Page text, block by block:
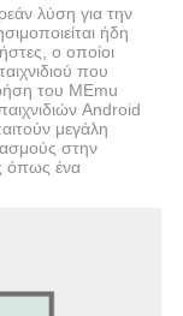
λύση για την
ήδη
ο οποίοι
που
του MEmu
Android
μεγάλη
στην
όπως ένα